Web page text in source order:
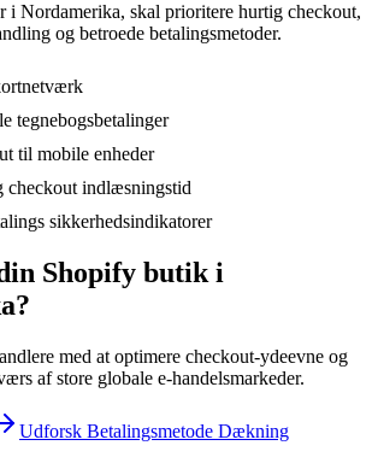
i Nordamerika, skal prioritere hurtig checkout,
og betroede betalingsmetoder.
tegnebogsbetalinger
til mobile enheder
checkout indlæsningstid
sikkerhedsindikatorer
Shopify butik i
med at optimere checkout-ydeevne og
af store globale e-handelsmarkeder.
Udforsk Betalingsmetode Dækning